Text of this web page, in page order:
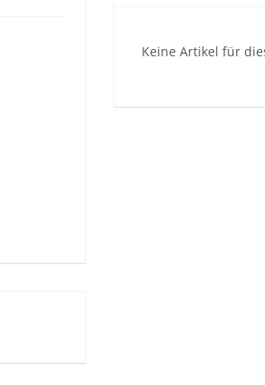
Keine Artikel für